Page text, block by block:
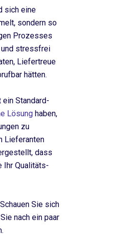
sich eine
sondern so
Prozesses
und stressfrei
Liefertreue
hätten.
Standard-
Lösung haben,
zu
Lieferanten
dass
Ihr Qualitäts-
Sie sich
nach ein paar